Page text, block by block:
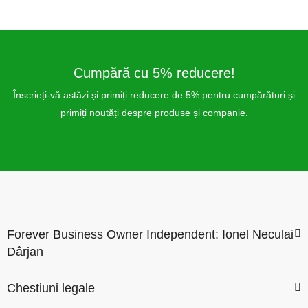
Cumpără cu 5% reducere!
Înscrieți-vă astăzi și primiți reducere de 5% pentru cumpărături și
primiți noutăți despre produse și companie.
Forever Business Owner Independent: Ionel Neculai
Dârjan
Chestiuni legale